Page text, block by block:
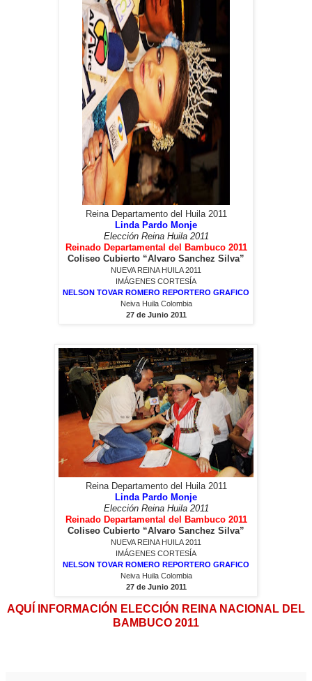
Reina Departamento del Huila 2011
Linda Pardo Monje
Elección Reina Huila 2011
Reinado Departamental del Bambuco 2011
Coliseo Cubierto “Alvaro Sanchez Silva”
NUEVA REINA HUILA 2011
IMÁGENES CORTESÍA
NELSON TOVAR ROMERO REPORTERO GRAFICO
Neiva Huila Colombia
27 de Junio 2011
Reina Departamento del Huila 2011
Linda Pardo Monje
Elección Reina Huila 2011
Reinado Departamental del Bambuco 2011
Coliseo Cubierto “Alvaro Sanchez Silva”
NUEVA REINA HUILA 2011
IMÁGENES CORTESÍA
NELSON TOVAR ROMERO REPORTERO GRAFICO
Neiva Huila Colombia
27 de Junio 2011
AQUÍ INFORMACIÓN ELECCIÓN REINA NACIONAL DEL
BAMBUCO 2011